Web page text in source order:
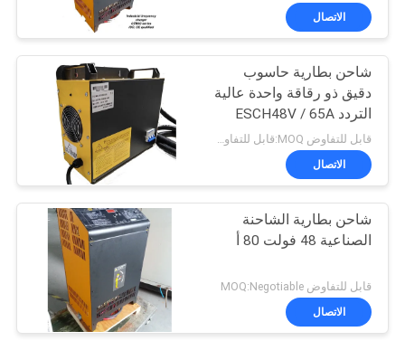
الاتصال
شاحن بطارية حاسوب
دقيق ذو رقاقة واحدة عالية
التردد ESCH48V / 65A
48v 65A
الاتصال
شاحن بطارية الشاحنة
الصناعية 48 فولت 80 أ
قابل للتفاوض MOQ:Negotiable
الاتصال